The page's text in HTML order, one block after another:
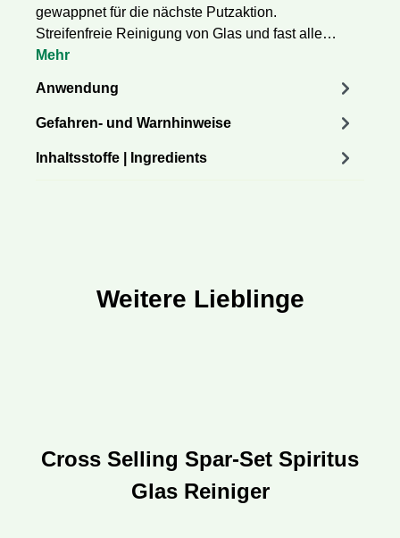
gewappnet für die nächste Putzaktion.
Streifenfreie Reinigung von Glas und fast alle…
Mehr
Anwendung
Gefahren- und Warnhinweise
Inhaltsstoffe | Ingredients
Weitere Lieblinge
Produktgalerie überspringen
Cross Selling Spar-Set Spiritus
Glas Reiniger